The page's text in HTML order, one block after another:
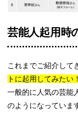
芸能人起用時
これまでご紹介して
トに起用してみたい！
一般的に人気の芸能
のようになっていま